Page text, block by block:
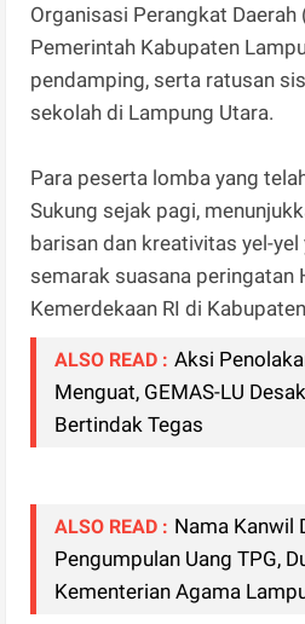
Organisasi Perangkat Daerah
Pemerintah Kabupaten
pendamping, serta ratusan
sekolah di Lampung Utara.
Para peserta lomba yang
Sukung sejak pagi,
barisan dan kreativitas yel-
semarak suasana peringatan
Kemerdekaan RI di
ALSO READ : Aksi
Menguat, GEMAS-LU
Bertindak Tegas
ALSO READ : Nama Kanwil
Pengumpulan Uang TPG,
Kementerian Agama